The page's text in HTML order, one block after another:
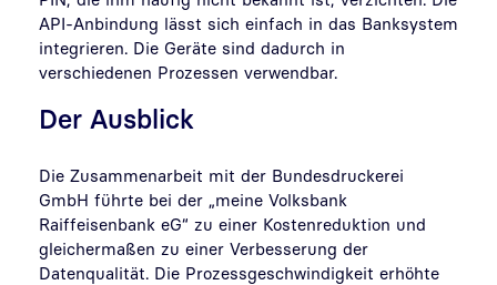
API-Anbindung lässt sich einfach in das Banksystem
integrieren. Die Geräte sind dadurch in
verschiedenen Prozessen verwendbar.
Der Ausblick
Die Zusammenarbeit mit der Bundesdruckerei
GmbH führte bei der „meine Volksbank
Raiffeisenbank eG“ zu einer Kostenreduktion und
gleichermaßen zu einer Verbesserung der
Datenqualität. Die Prozessgeschwindigkeit erhöhte